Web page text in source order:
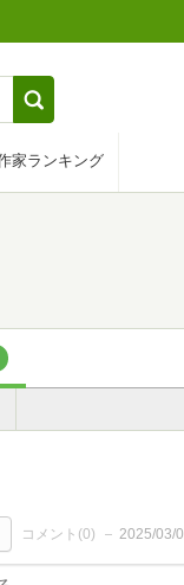
家ランキング
コメント(0) 2025/03/